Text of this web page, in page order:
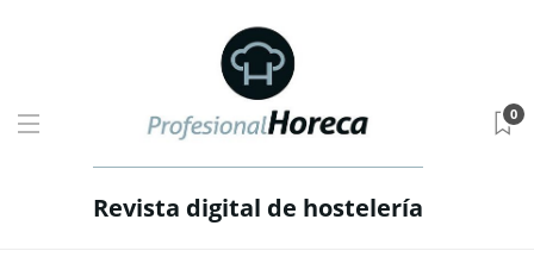
Revista digital de hostelería
0